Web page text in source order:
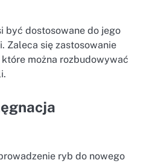
być dostosowane do jego
Zaleca się zastosowanie
można rozbudowywać
ryb do nowego